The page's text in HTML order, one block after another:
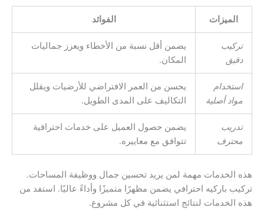
الميزات الفوائد
تركيب
دقيق
يضمن أقل نسبة من الأخطاء ويعزز جماليات
المكان.
استخدام
مواد أصلية
يحسن من العمر الافتراضي للأرضيات ويقلل
التكاليف على المدى الطويل.
تدريب
محترف
يضمن حصول العميل على خدمات احترافية
تتوافق مع معاييره.
هذه الخدمات مهمة لمن يريد تحسين جمال ووظيفة المساحات.
تركيب باركيه احترافي يضمن مظهرًا متميزًا وأداءً عاليًا. استفد من
هذه الخدمات لنتائج استثنائية في كل مشروع.